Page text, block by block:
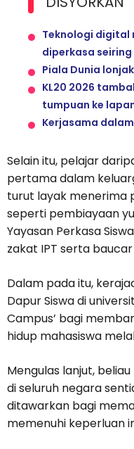
Teknologi digital
diperkasa
Piala Dunia
KL20 2026
tumpuan ke
Kerjasama
Selain itu, pelajar
pertama dalam
turut layak menerima
seperti pembiayaan
Yayasan Perkasa
zakat IPT serta baucar
Dalam pada itu,
Dapur Siswa di
Campus’ bagi
hidup mahasiswa
Mengulas lanjut,
di seluruh negara
ditawarkan bagi
memenuhi keperluan